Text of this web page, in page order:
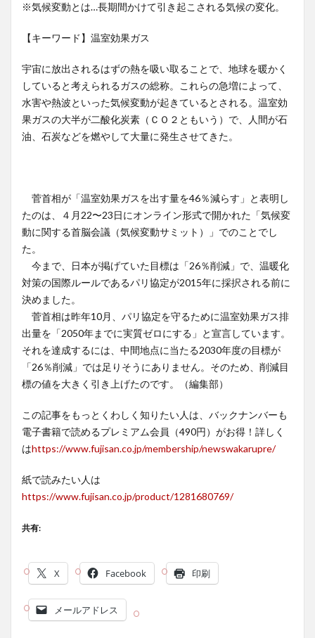
※気候変動とは…長期間かけて引き起こされる気候の変化。
【キーワード】温室効果ガス
宇宙に放出されるはずの熱を吸い取ることで、地球を暖かく
していると考えられるガスの総称。これらの急増によって、
水害や熱波といった気候変動が起きているとされる。温室効
果ガスの大半が二酸化炭素（ＣＯ２ともいう）で、人間が石
油、石炭などを燃やして大量に発生させてきた。
菅首相が「温室効果ガスを出す量を46％減らす」と表明し
たのは、４月22〜23日にオンライン形式で開かれた「気候変
動に関する首脳会議（気候変動サミット）」でのことでし
た。
今まで、日本が掲げていた目標は「26％削減」で、温暖化
対策の国際ルールであるパリ協定が2015年に採択される前に
決めました。
菅首相は昨年10月、パリ協定を守るために温室効果ガス排
出量を「2050年までに実質ゼロにする」と宣言しています。
それを達成するには、中間地点に当たる2030年度の目標が
「26％削減」では足りそうにありません。そのため、削減目
標の値を大きく引き上げたのです。（編集部）
この記事をもっとくわしく知りたい人は、バックナンバーも
電子書籍で読めるプレミアム会員（490円）がお得！詳しく
はhttps://www.fujisan.co.jp/membership/newswakarupre/
紙で読みたい人は
https://www.fujisan.co.jp/product/1281680769/
共有:
X Facebook 印刷
メールアドレス